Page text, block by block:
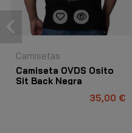
Camisetas
Camiseta OVDS Osito
Sit Back Negra
35,00 €